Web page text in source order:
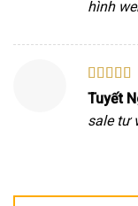
hình
Được
hạng5 5
Tuyết
sale tư